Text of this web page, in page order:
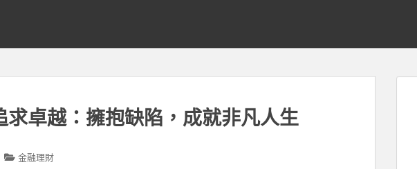
求卓越：擁抱缺陷，成就非凡人生
金融理財